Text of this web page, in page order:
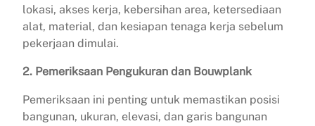
lokasi, akses kerja, kebersihan area, ketersediaan
alat, material, dan kesiapan tenaga kerja sebelum
pekerjaan dimulai.
2. Pemeriksaan Pengukuran dan Bouwplank
Pemeriksaan ini penting untuk memastikan posisi
bangunan, ukuran, elevasi, dan garis bangunan